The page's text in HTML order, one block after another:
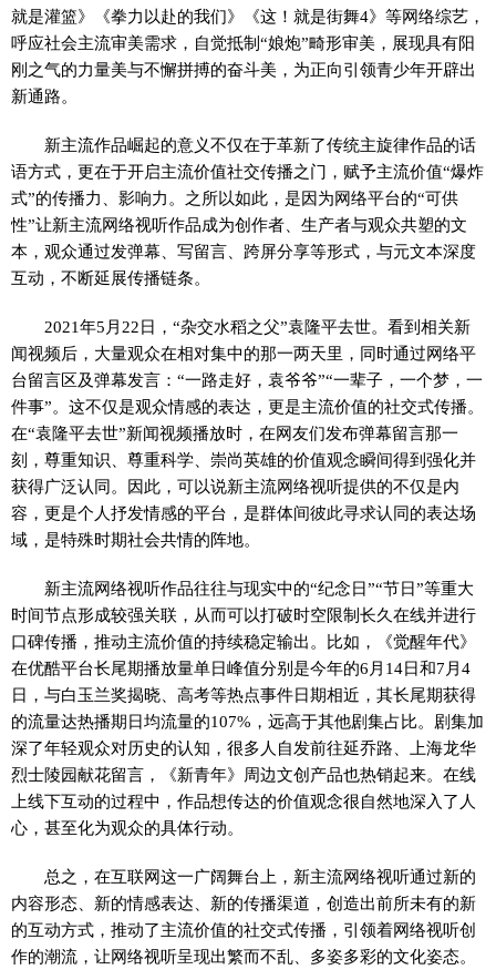
就是灌篮》《拳力以赴的我们》《这！就是街舞4》等网络综艺，
呼应社会主流审美需求，自觉抵制“娘炮”畸形审美，展现具有阳
刚之气的力量美与不懈拼搏的奋斗美，为正向引领青少年开辟出
新通路。
新主流作品崛起的意义不仅在于革新了传统主旋律作品的话
语方式，更在于开启主流价值社交传播之门，赋予主流价值“爆炸
式”的传播力、影响力。之所以如此，是因为网络平台的“可供
性”让新主流网络视听作品成为创作者、生产者与观众共塑的文
本，观众通过发弹幕、写留言、跨屏分享等形式，与元文本深度
互动，不断延展传播链条。
2021年5月22日，“杂交水稻之父”袁隆平去世。看到相关新
闻视频后，大量观众在相对集中的那一两天里，同时通过网络平
台留言区及弹幕发言：“一路走好，袁爷爷”“一辈子，一个梦，一
件事”。这不仅是观众情感的表达，更是主流价值的社交式传播。
在“袁隆平去世”新闻视频播放时，在网友们发布弹幕留言那一
刻，尊重知识、尊重科学、崇尚英雄的价值观念瞬间得到强化并
获得广泛认同。因此，可以说新主流网络视听提供的不仅是内
容，更是个人抒发情感的平台，是群体间彼此寻求认同的表达场
域，是特殊时期社会共情的阵地。
新主流网络视听作品往往与现实中的“纪念日”“节日”等重大
时间节点形成较强关联，从而可以打破时空限制长久在线并进行
口碑传播，推动主流价值的持续稳定输出。比如，《觉醒年代》
在优酷平台长尾期播放量单日峰值分别是今年的6月14日和7月4
日，与白玉兰奖揭晓、高考等热点事件日期相近，其长尾期获得
的流量达热播期日均流量的107%，远高于其他剧集占比。剧集加
深了年轻观众对历史的认知，很多人自发前往延乔路、上海龙华
烈士陵园献花留言，《新青年》周边文创产品也热销起来。在线
上线下互动的过程中，作品想传达的价值观念很自然地深入了人
心，甚至化为观众的具体行动。
总之，在互联网这一广阔舞台上，新主流网络视听通过新的
内容形态、新的情感表达、新的传播渠道，创造出前所未有的新
的互动方式，推动了主流价值的社交式传播，引领着网络视听创
作的潮流，让网络视听呈现出繁而不乱、多姿多彩的文化姿态。